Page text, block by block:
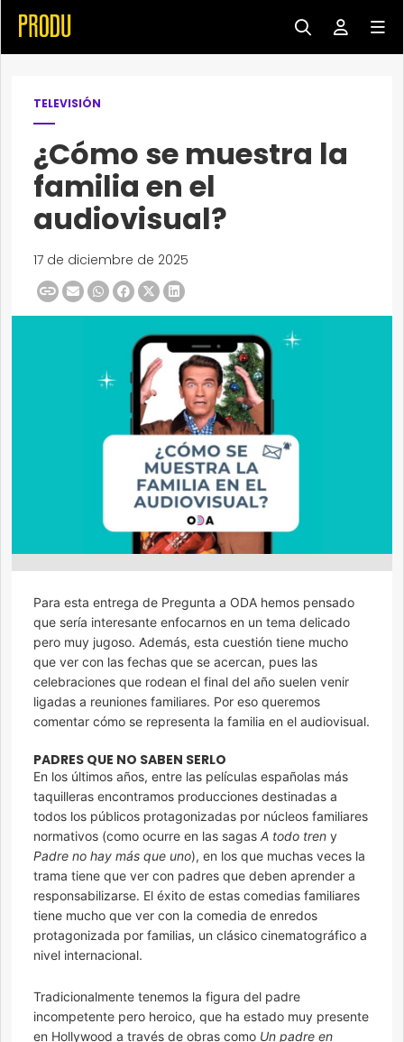
TELEVISIÓN
¿Cómo se muestra la
familia en el
audiovisual?
17 de diciembre de 2025
Para esta entrega de Pregunta a ODA hemos pensado
que sería interesante enfocarnos en un tema delicado
pero muy jugoso. Además, esta cuestión tiene mucho
que ver con las fechas que se acercan, pues las
celebraciones que rodean el final del año suelen venir
ligadas a reuniones familiares. Por eso queremos
comentar cómo se representa la familia en el audiovisual.
PADRES QUE NO SABEN SERLO
En los últimos años, entre las películas españolas más
taquilleras encontramos producciones destinadas a
todos los públicos protagonizadas por núcleos familiares
normativos (como ocurre en las sagas A todo tren y
Padre no hay más que uno), en los que muchas veces la
trama tiene que ver con padres que deben aprender a
responsabilizarse. El éxito de estas comedias familiares
tiene mucho que ver con la comedia de enredos
protagonizada por familias, un clásico cinematográfico a
nivel internacional.
Tradicionalmente tenemos la figura del padre
incompetente pero heroico, que ha estado muy presente
en Hollywood a través de obras como Un padre en